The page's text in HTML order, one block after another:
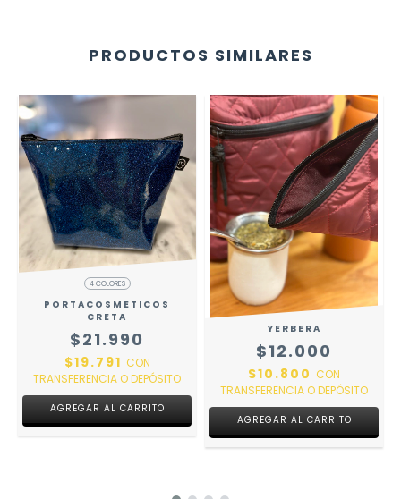
PRODUCTOS SIMILARES
4 COLORES
PORTACOSMETICOS
CRETA
$21.990
$19.791 CON
TRANSFERENCIA O DEPÓSITO
AGREGAR AL CARRITO
YERBERA
$12.000
$10.800 CON
TRANSFERENCIA O DEPÓSITO
AGREGAR AL CARRITO